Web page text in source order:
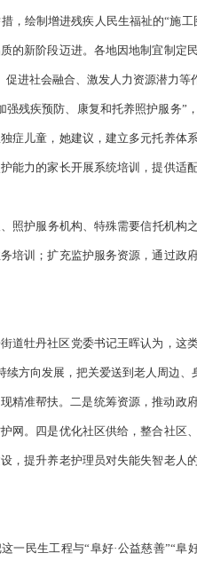
，绘制增进残疾人民生福祉的“施工
的新阶段迈进。各地因地制宜制定
进社会融合、激发人力资源潜力等
残疾预防、康复和托养照护服务”
症儿童，她建议，建立多元托养体
能力的家长开展系统培训，提供适
照护服务机构、特殊需要信托机构
培训；扩充监护服务资源，通过政
道牡丹社区党委书记王晖认为，这
方向发展，把关爱送到老人周边、
精准帮扶。二是统筹资源，推动政
。四是优化社区供给，整合社区、
，提升养老护理员对失能失智老人
民生工程与“阜好·公益慈善”“阜